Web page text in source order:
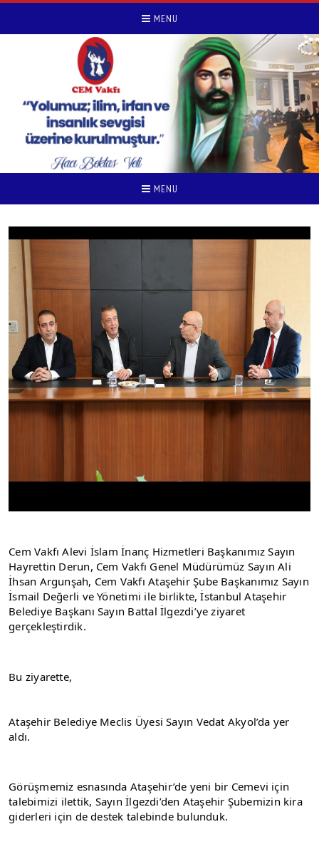
MENU
MENU
Cem Vakfı Alevi İslam İnanç Hizmetleri Başkanımız Sayın
Hayrettin Derun, Cem Vakfı Genel Müdürümüz Sayın Ali
İhsan Argunşah, Cem Vakfı Ataşehir Şube Başkanımız Sayın
İsmail Değerli ve Yönetimi ile birlikte, İstanbul Ataşehir
Belediye Başkanı Sayın Battal İlgezdi’ye ziyaret
gerçekleştirdik.
Bu ziyarette,
Ataşehir Belediye Meclis Üyesi Sayın Vedat Akyol’da yer
aldı.
Görüşmemiz esnasında Ataşehir’de yeni bir Cemevi için
talebimizi ilettik, Sayın İlgezdi’den Ataşehir Şubemizin kira
giderleri için de destek talebinde bulunduk.